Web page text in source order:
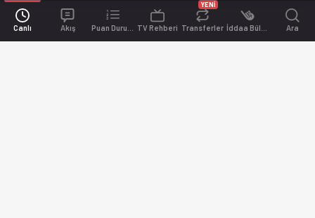
Canlı Akış TV Rehberi Transferler
YENİ
Ara